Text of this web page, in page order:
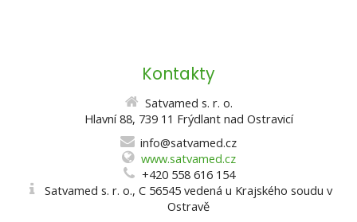
Kontakty
Satvamed s. r. o.
Hlavní 88, 739 11 Frýdlant nad Ostravicí
info@satvamed.cz
www.satvamed.cz
+420 558 616 154
Satvamed s. r. o., C 56545 vedená u Krajského soudu v
Ostravě